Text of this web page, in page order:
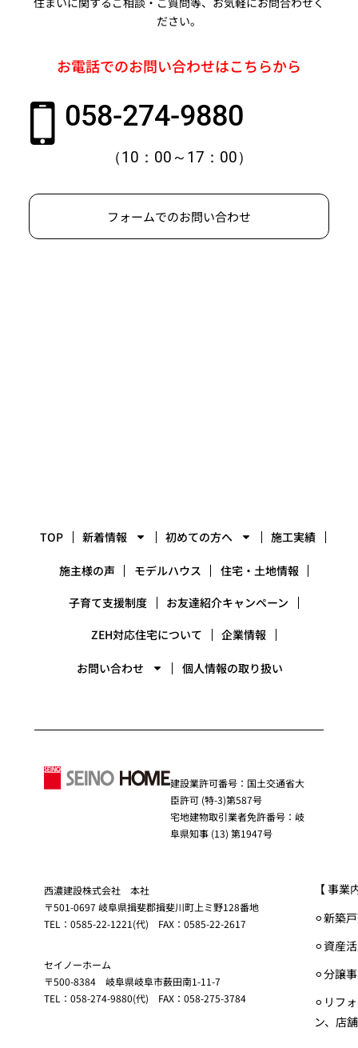
ださい。
お電話でのお問い合わせはこちらから
058-274-9880
（10：00～17：00）
フォームでのお問い合わせ
TOP 新着情報 初めての方へ 施工実績
施主様の声 モデルハウス
住宅・土地情報
子育て支援制度
お友達紹介キャンペーン
ZEH対応住宅について
企業情報
お問い合わせ 個人情報の取り扱い
建設業許可番号：国土交通省大
臣許可 (特-3)第587号
宅地建物取引業者免許番号：岐
阜県知事 (13) 第1947号
西濃建設株式会社 本社
〒501-0697 岐阜県揖斐郡揖斐川町上ミ野128番地
TEL：0585-22-1221(代) FAX：0585-22-2617
セイノーホーム
〒500-8384 岐阜県岐阜市薮田南1-11-7
TEL：058-274-9880(代) FAX：058-275-3784
【 事業
⚪︎新築
⚪︎資産
⚪︎分譲
⚪︎リフ
ン、店